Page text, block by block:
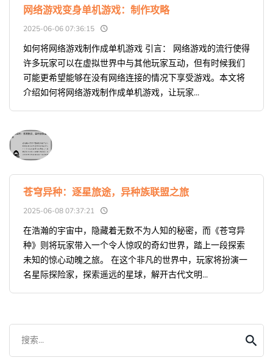
网络游戏变身单机游戏：制作攻略
2025-06-06 07:36:15
如何将网络游戏制作成单机游戏 引言： 网络游戏的流行使得
许多玩家可以在虚拟世界中与其他玩家互动，但有时候我们
可能更希望能够在没有网络连接的情况下享受游戏。本文将
介绍如何将网络游戏制作成单机游戏，让玩家...
苍穹异种：逐星旅途，异种族联盟之旅
2025-06-08 07:37:21
在浩瀚的宇宙中，隐藏着无数不为人知的秘密，而《苍穹异
种》则将玩家带入一个令人惊叹的奇幻世界，踏上一段探索
未知的惊心动魄之旅。 在这个非凡的世界中，玩家将扮演一
名星际探险家，探索遥远的星球，解开古代文明...
搜索...